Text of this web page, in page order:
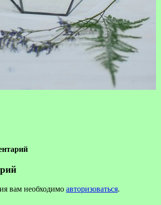
вам необходимо авторизоваться.